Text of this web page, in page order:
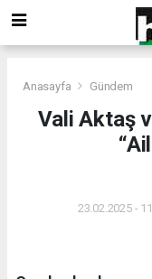
Anasayfa Gündem
Vali Aktaş
23.02.2025 -